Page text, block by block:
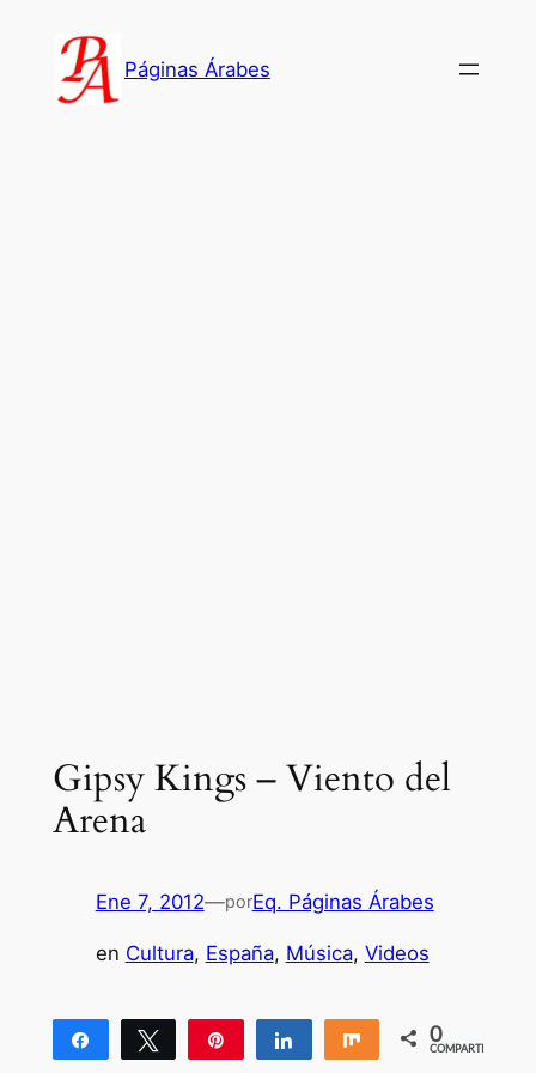
contenido
Páginas Árabes
Gipsy Kings – Viento del
Arena
Ene 7, 2012—porEq. Páginas Árabes
en Cultura, España, Música, Videos
Compartir Twittear Compartir Compartir
0
COMPARTIR